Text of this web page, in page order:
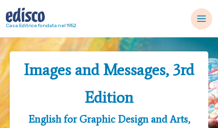
Navigazione principale
Casa Editrice fondata nel 1952
Images and Messages, 3rd
Edition
English for Graphic Design and Arts,